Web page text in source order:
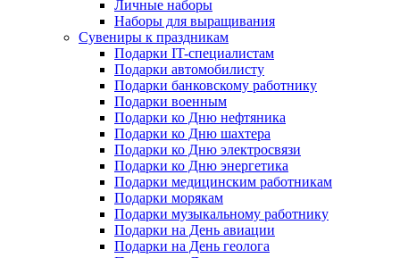
Личные наборы
Наборы для выращивания
Сувениры к праздникам
Подарки IT-специалистам
Подарки автомобилисту
Подарки банковскому работнику
Подарки военным
Подарки ко Дню нефтяника
Подарки ко Дню шахтера
Подарки ко Дню электросвязи
Подарки ко Дню энергетика
Подарки медицинским работникам
Подарки морякам
Подарки музыкальному работнику
Подарки на День авиации
Подарки на День геолога